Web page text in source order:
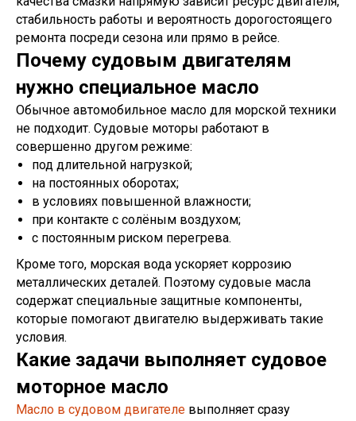
стабильность работы и вероятность дорогостоящего
ремонта посреди сезона или прямо в рейсе.
Почему судовым двигателям
нужно специальное масло
Обычное автомобильное масло для морской техники
не подходит. Судовые моторы работают в
совершенно другом режиме:
под длительной нагрузкой;
на постоянных оборотах;
в условиях повышенной влажности;
при контакте с солёным воздухом;
с постоянным риском перегрева.
Кроме того, морская вода ускоряет коррозию
металлических деталей. Поэтому судовые масла
содержат специальные защитные компоненты,
которые помогают двигателю выдерживать такие
условия.
Какие задачи выполняет судовое
моторное масло
Масло в судовом двигателе выполняет сразу